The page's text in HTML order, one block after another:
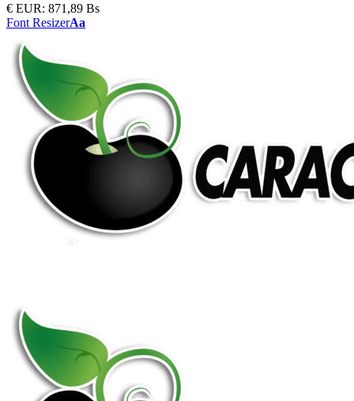
€ EUR: 871,89 Bs
Font ResizerAa